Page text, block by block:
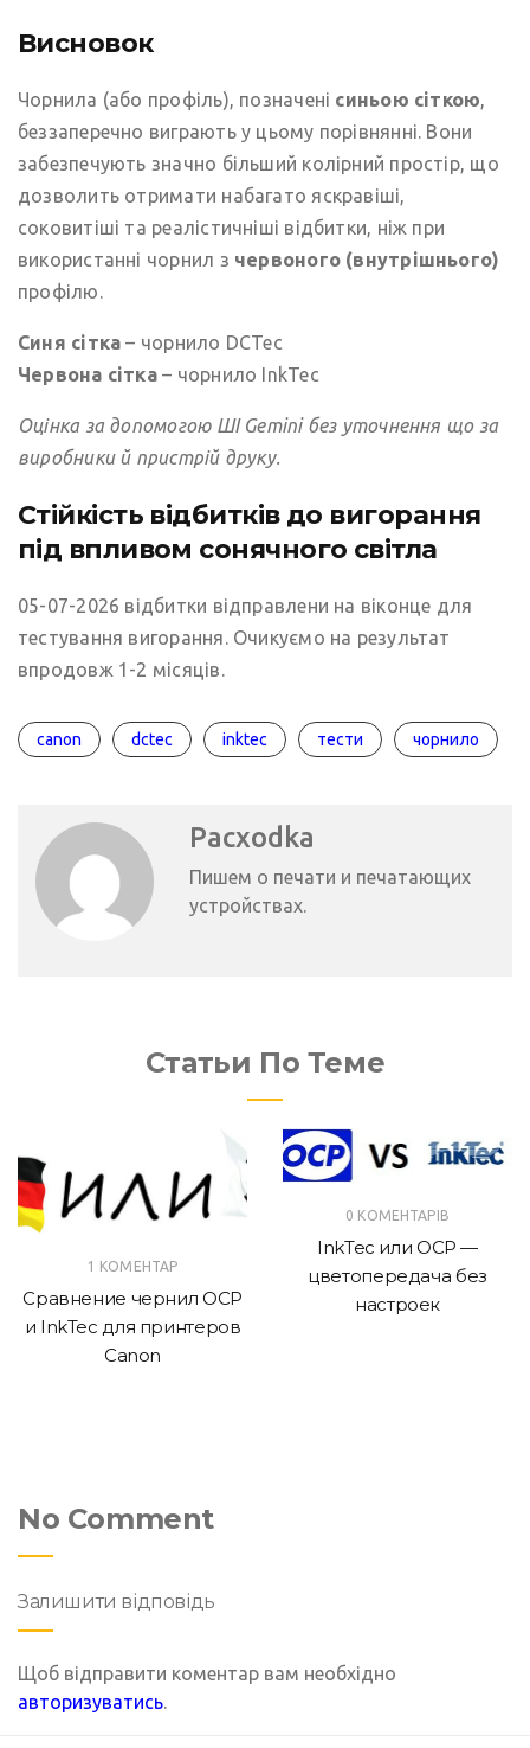
Висновок
Чорнила (або профіль), позначені синьою сіткою,
беззаперечно виграють у цьому порівнянні. Вони
забезпечують значно більший колірний простір, що
дозволить отримати набагато яскравіші,
соковитіші та реалістичніші відбитки, ніж при
використанні чорнил з червоного (внутрішнього)
профілю.
Синя сітка – чорнило DCTec
Червона сітка– чорнило InkTec
Оцінка за допомогою ШІ Gemini без уточнення що за
виробники й пристрій друку.
Стійкість відбитків до вигорання
під впливом сонячного світла
05-07-2026 відбитки відправлени на віконце для
тестування вигорання. Очикуємо на результат
впродовж 1-2 місяців.
canon dctec inktec тести чорнило
Pacxodka
Пишем о печати и печатающих
устройствах.
Статьи По Теме
1 КОМЕНТАР
Сравнение чернил OCP
и InkTec для принтеров
Canon
0 КОМЕНТАРІВ
InkTec или OCP —
цветопередача без
настроек
No Comment
Залишити відповідь
Щоб відправити коментар вам необхідно
авторизуватись.